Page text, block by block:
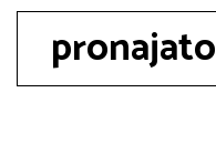
pronajato